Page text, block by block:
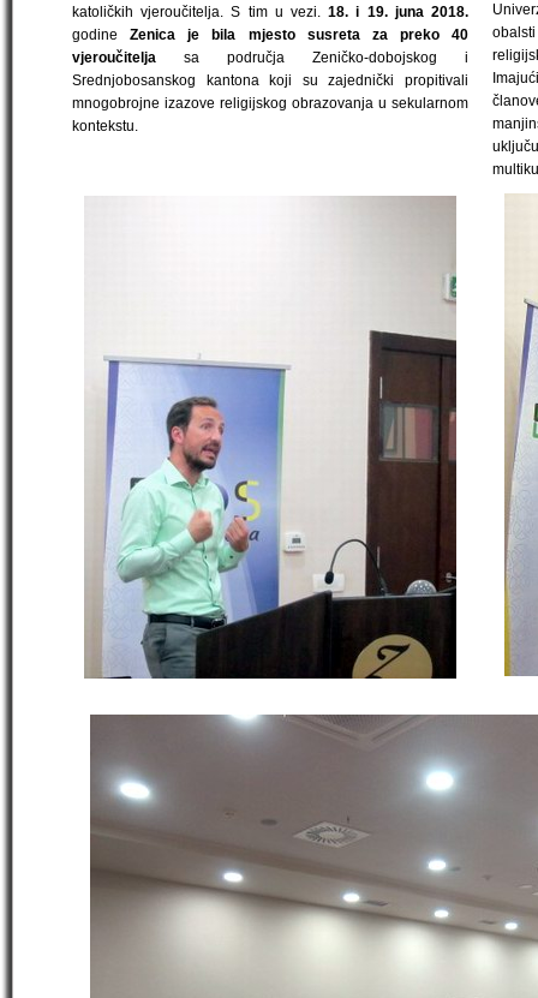
katoličkih vjeroučitelja. S tim u vezi.18. i 19. juna 2018.
godineZenica je bila mjesto susreta za preko 40
vjeroučitelja sa područja Zeničko-dobojskog i
Srednjobosanskog kantona koji su zajednički propitivali
mnogobrojne izazove religijskog obrazovanja u sekularnom
kontekstu.